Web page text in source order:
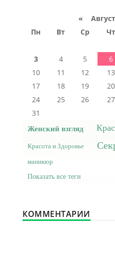
«
Пн
Вт Ср Чт
3
4 5 6
10
11 12 13
17
18 19 20
24
25 26 27
31
Женский взгляд
Красота и Здоровье
маникюр
Показать все теги
КОММЕНТАРИИ